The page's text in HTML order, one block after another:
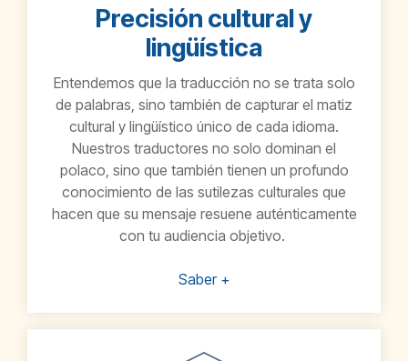
Precisión cultural y
lingüística
Entendemos que la traducción no se trata solo
de palabras, sino también de capturar el matiz
cultural y lingüístico único de cada idioma.
Nuestros traductores no solo dominan el
polaco , sino que también tienen un profundo
conocimiento de las sutilezas culturales que
hacen que su mensaje resuene auténticamente
con tu audiencia objetivo.
Saber +